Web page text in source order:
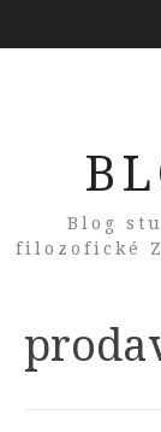
Blog
filozofické
Tag: